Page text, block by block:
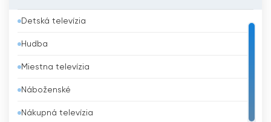
Bangladéš
Barbados
Belgicko
Belize
Benin
Detská televízia
Hudba
Miestna televízia
Náboženské
Nákupná televízia